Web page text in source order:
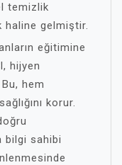
temizlik
haline gelmiştir.
eğitimine
hijyen
hem
korur.
bilgi sahibi